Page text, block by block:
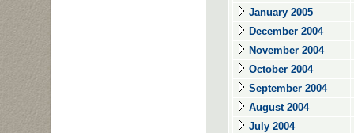
January 2005
December 2004
November 2004
October 2004
September 2004
August 2004
July 2004